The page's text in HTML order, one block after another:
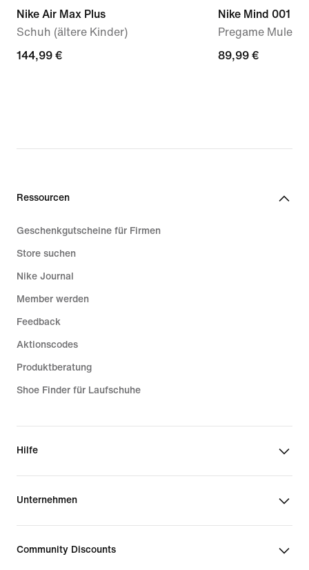
Nike Air Max Plus
Schuh (ältere Kinder)
144,99 €
144,99 €
Nike Mind 001
Pregame Mule
89,99 €
89,99 €
Ressourcen
Geschenkgutscheine für Firmen
Store suchen
Nike Journal
Member werden
Feedback
Aktionscodes
Produktberatung
Shoe Finder für Laufschuhe
Hilfe
Unternehmen
Community Discounts